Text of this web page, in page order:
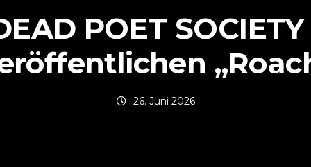
POET
26. Juni 2026